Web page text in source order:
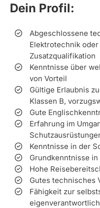
Dein Profil:
Abgeschlossene
Elektrotechnik
Zusatzqualifikation
Kenntnisse über
von Vorteil
Gültige Erlaubnis
Klassen B,
Gute
Erfahrung im
Kenntnisse in der
Grundkenntnisse in
Hohe
Gutes technisches
Fähigkeit zur